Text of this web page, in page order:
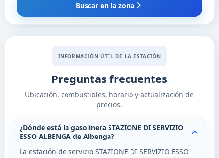
Buscar en la zona
INFORMACIÓN ÚTIL DE LA ESTACIÓN
Preguntas frecuentes
Ubicación, combustibles, horario y actualización de
precios.
¿Dónde está la gasolinera STAZIONE DI SERVIZIO
ESSO ALBENGA de Albenga?
La estación de servicio STAZIONE DI SERVIZIO ESSO